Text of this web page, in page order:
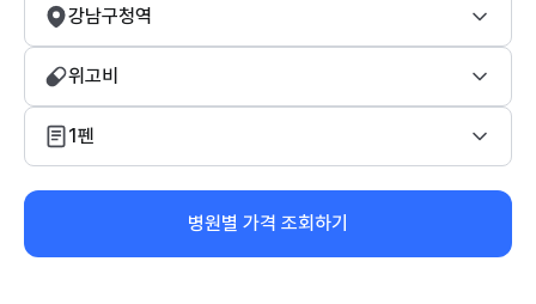
강남구청역
위고비
1펜
병원별 가격 조회하기